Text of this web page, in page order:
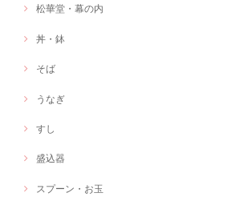
松華堂・幕の内
丼・鉢
そば
うなぎ
すし
盛込器
スプーン・お玉